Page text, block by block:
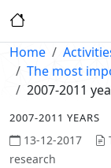
Home
The most
2007-2011
2007-2011 YEARS
13-12-2017
research